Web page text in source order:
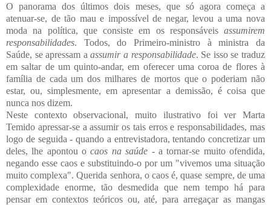
O panorama dos últimos dois meses, que só agora começa a
atenuar-se, de tão mau e impossível de negar, levou a uma nova
moda na política, que consiste em os responsáveis assumirem
responsabilidades. Todos, do Primeiro-ministro à ministra da
Saúde, se apressam aassumir a responsabilidade. Se isso se traduz
em saltar de um quinto-andar, em oferecer uma coroa de flores à
família de cada um dos milhares de mortos que o poderiam não
estar, ou, simplesmente, em apresentar a demissão, é coisa que
nunca nos dizem.
Neste contexto observacional, muito ilustrativo foi ver Marta
Temido apressar-se a assumir os tais erros e responsabilidades, mas
logo de seguida - quando a entrevistadora, tentando concretizar um
deles, lhe apontou ocaos na saúde - a tornar-se muito ofendida,
negando esse caos e substituindo-o por um "vivemos uma situação
muito complexa". Querida senhora, o caos é, quase sempre, de uma
complexidade enorme, tão desmedida que nem tempo há para
pensar em contextos teóricos ou, até, para arregaçar as mangas